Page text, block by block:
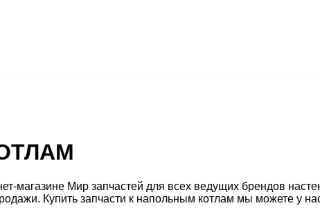
Мир запчастей для всех ведущих брендов
Купить запчасти к напольным котлам мы можете у